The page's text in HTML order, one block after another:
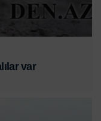
var